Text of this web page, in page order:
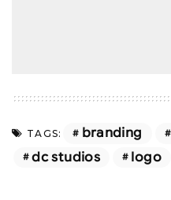
TAGS: branding
dc studios
logo